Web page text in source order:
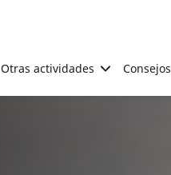
Otras actividades Consejos